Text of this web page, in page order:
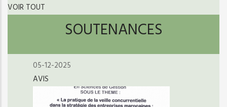
VOIR TOUT
SOUTENANCES
05-12-2025
AVIS